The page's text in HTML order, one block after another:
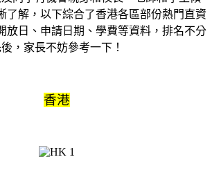
了解，以下綜合了香港各區部份熱門直資
放日、申請日期、學費等資料，排名不分
，家長不妨參考一下！
香港